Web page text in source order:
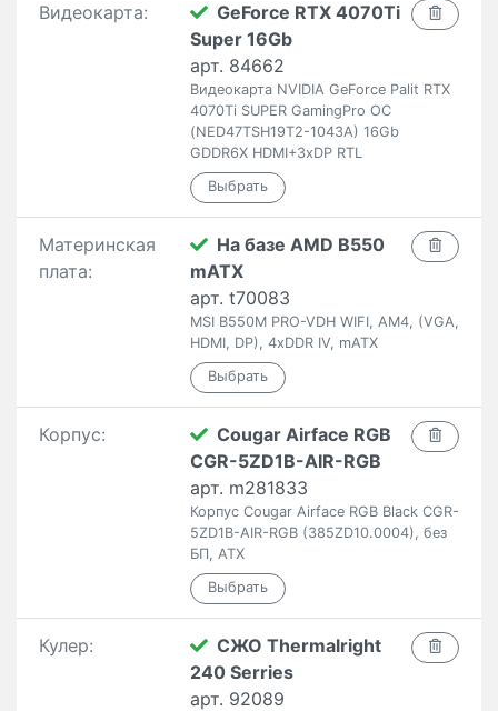
Видеокарта:
GeForce RTX 4070Ti
Super 16Gb
арт. 84662
Видеокарта NVIDIA GeForce Palit RTX
4070Ti SUPER GamingPro OC
(NED47TSH19T2-1043A) 16Gb
GDDR6X HDMI+3xDP RTL
Материнская
плата:
На базе AMD B550
mATX
арт. t70083
MSI B550M PRO-VDH WIFI, AM4, (VGA,
HDMI, DP), 4xDDR IV, mATX
Корпус:
Cougar Airface RGB
CGR-5ZD1B-AIR-RGB
арт. m281833
Корпус Cougar Airface RGB Black CGR-
5ZD1B-AIR-RGB (385ZD10.0004), без
БП, ATX
Кулер:
СЖО Thermalright
240 Serries
арт. 92089